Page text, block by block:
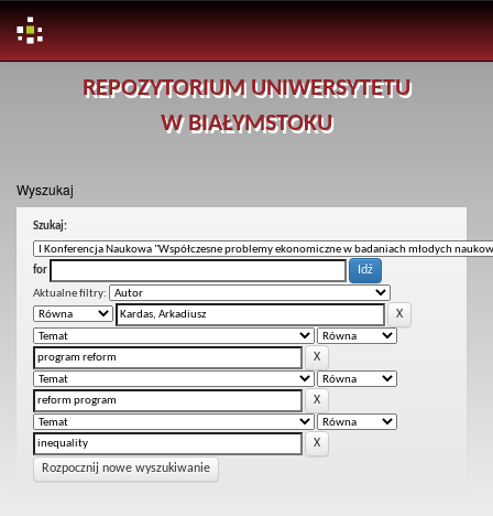
REPOZYTORIUM UNIWERSYTETU
W BIAŁYMSTOKU
Wyszukaj
Szukaj:
for
Aktualne filtry:
Rozpocznij nowe wyszukiwanie